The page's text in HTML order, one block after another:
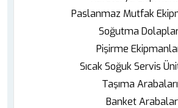
Paslanmaz Mutfak
Soğutma
Pişirme
Sıcak Soğuk Servis
Taşıma Arabaları
Banket